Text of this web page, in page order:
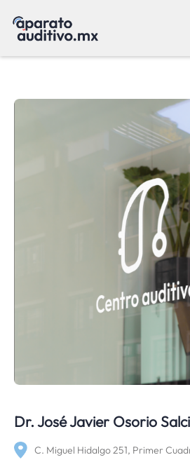
Dr. José Javier Osorio
C. Miguel Hidalgo 251, Primer